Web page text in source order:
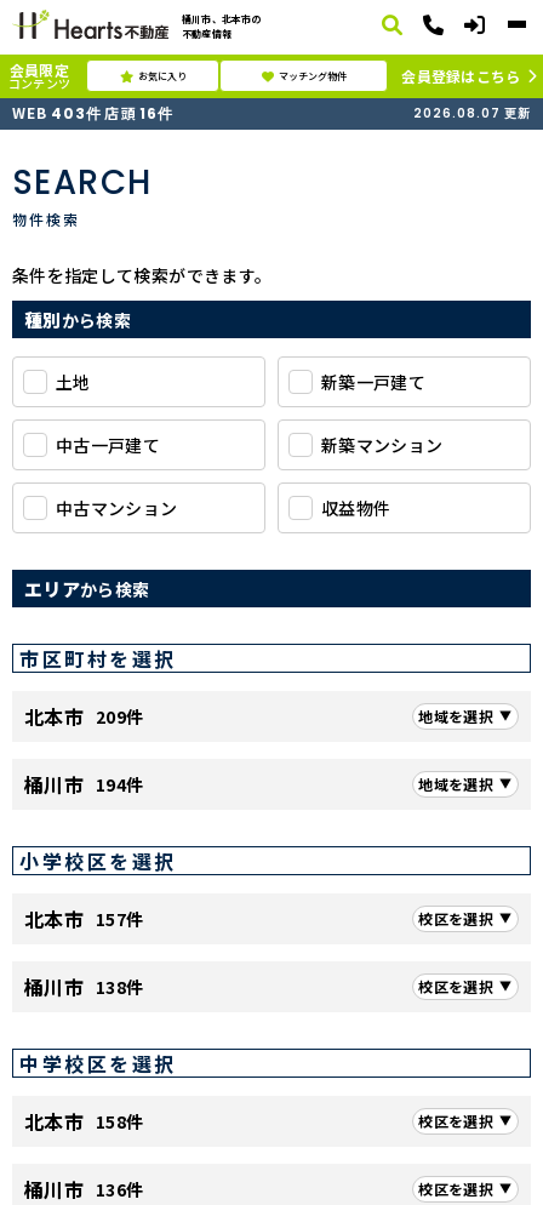
桶川市、北本市の
不動産情報
会員限定
コンテンツ お気に入り マッチング物件
会員登録はこちら
WEB 403件 店頭16件 2026.08.07 更新
SEARCH
物件検索
条件を指定して検索ができます。
種別から検索
土地 新築一戸建て
中古一戸建て 新築マンション
中古マンション 収益物件
エリアから検索
市区町村を選択
北本市 209件 地域を選択
桶川市 194件 地域を選択
小学校区を選択
北本市 157件 校区を選択
桶川市 138件 校区を選択
中学校区を選択
北本市 158件 校区を選択
桶川市 136件 校区を選択